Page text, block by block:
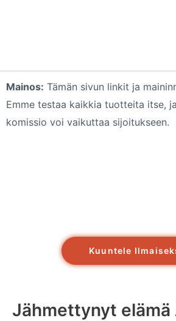
Mainos: Tämän sivun linkit ja
Emme testaa kaikkia tuotteita itse,
komissio voi vaikuttaa sijoitukseen.
Kuuntele
Jähmettynyt elämä